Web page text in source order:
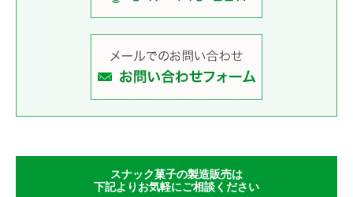
スナック菓子の製造販売は
下記よりお気軽にご相談ください